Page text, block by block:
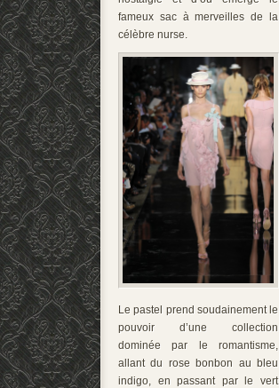
fameux sac à merveilles de la
célèbre nurse.
Le pastel prend soudainement le
pouvoir d’une collection
dominée par le romantisme,
allant du rose bonbon au bleu
indigo, en passant par le vert